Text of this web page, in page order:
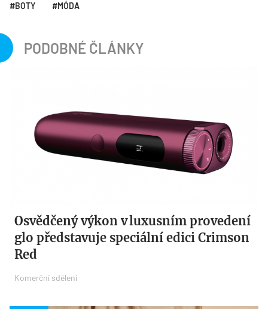
BOTY MÓDA
PODOBNÉ ČLÁNKY
Osvědčený výkon v luxusním provedení
glo představuje speciální edici Crimson
Red
Komerční sdělení